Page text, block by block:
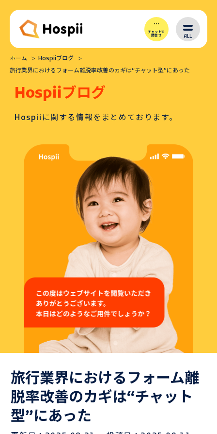
チャットで
問合せ ALL
Hospiiとは
シナリオ作成
導入メリット
よくある質問
Hospiiブログ
お問い合わせ
お気軽にお問い合わせください！
Hospiiを体験しながら
お問い合わせ
ホーム
Hospiiブログ
旅行業界におけるフォーム離脱率改善のカギは“チャット型”にあった
Hospiiブログ
Hospiiに関する情報をまとめております。
旅行業界におけるフォーム離
脱率改善のカギは“チャット
型”にあった